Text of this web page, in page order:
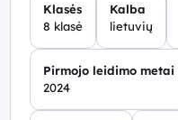
Klasės
8 klasė
Kalba
lietuvių
Pirmojo leidimo metai
2024